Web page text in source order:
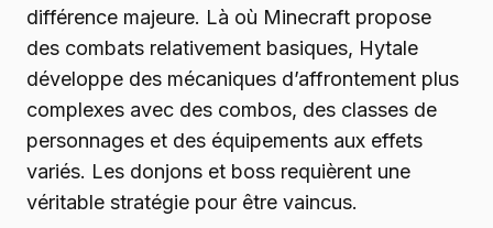
différence majeure. Là où Minecraft propose
des combats relativement basiques, Hytale
développe des mécaniques d’affrontement plus
complexes avec des combos, des classes de
personnages et des équipements aux effets
variés. Les donjons et boss requièrent une
véritable stratégie pour être vaincus.